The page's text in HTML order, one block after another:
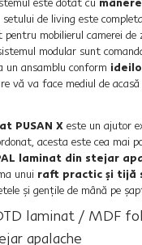
de living este
mobilierul camerei de
modular sunt
ansamblu conform
vă va face mediul de
PUSAN X este un ajutor
acesta este cea mai
laminat din stejar
unui raft practic şi tijă
şi genţile de mână pe
laminat / MDF
apalache